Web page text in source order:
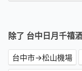
除了 台中日月千禧
台中市→松山機場